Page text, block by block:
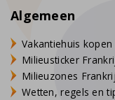
Algemeen
Vakantiehuis kopen
Milieusticker
Milieuzones
Wetten, regels en